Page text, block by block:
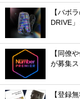
【バボ
DRIVE
【同僚
が募集ス
【登録